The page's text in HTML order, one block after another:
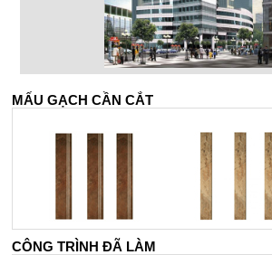
MẤU GẠCH CẦN CẮT
CÔNG TRÌNH ĐÃ LÀM